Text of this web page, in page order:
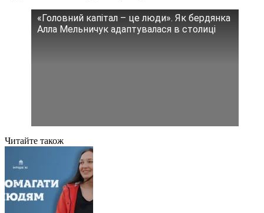
«Головний капітал – це люди». Як бердянка
Алла Мельничук адаптувалася в столиці
Читайте також